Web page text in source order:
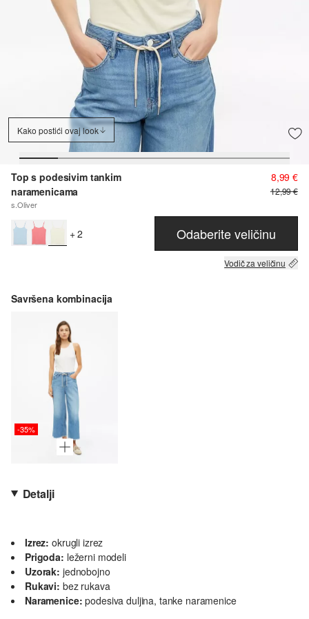
Kako postići ovaj look
Top s podesivim tankim
naramenicama
s.Oliver
8,99 €
12,99 €
+ 2 Odaberite veličinu
Vodič za veličinu
Savršena kombinacija
-35%
Detalji
Izrez: okrugli izrez
Prigoda: ležerni modeli
Uzorak: jednobojno
Rukavi: bez rukava
Naramenice: podesiva duljina, tanke naramenice